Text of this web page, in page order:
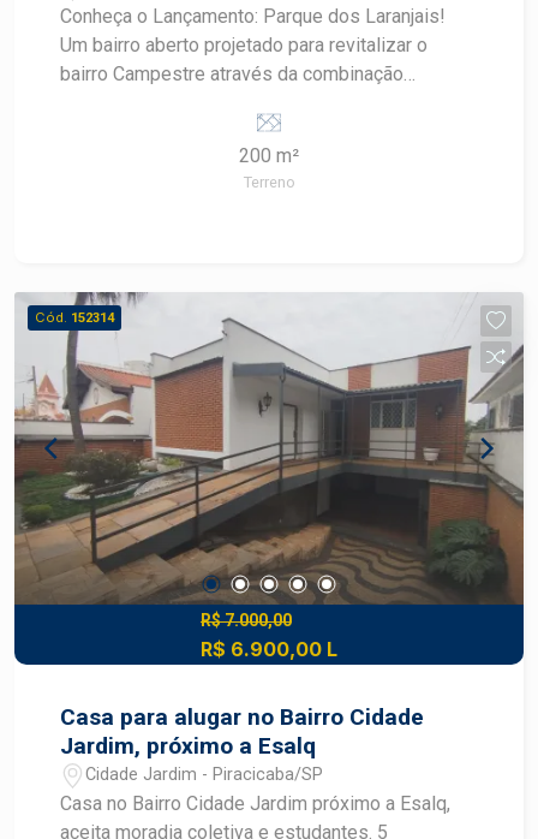
Conheça o Lançamento: Parque dos Laranjais!
Um bairro aberto projetado para revitalizar o
bairro Campestre através da combinação
muito conforto em lotes residenciais ou
comerciais para construir a sua casa ou seu
negócio, como você sempre imaginou. São lotes
drenagem, iluminação pública e praças de lazer. O
Parque dos Laranjais conta com lazer
diferenciado dos demais loteamentos de
Piracicaba, tendo entre eles: beach tennis, campo
gramado, playground, espaço food truck, pista de
caminhada, park dog, entre outros. Algumas das
condições diferenciadas de pré-lançamento
inclui parcelas a partir de R$ 831,32!
200 m²
Terreno
Cód. 152314
R$ 7.000,00
R$ 6.900,00 L
Casa para alugar no Bairro Cidade
Jardim, próximo a Esalq
Cidade Jardim - Piracicaba/SP
Casa no Bairro Cidade Jardim próximo a Esalq,
aceita moradia coletiva e estudantes. 5